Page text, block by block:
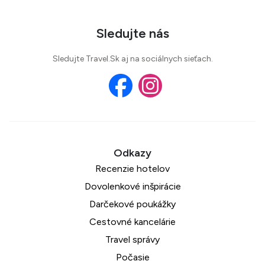
Sledujte nás
Sledujte Travel.Sk aj na sociálnych sieťach.
Recenzie hotelov
Dovolenkové inšpirácie
Darčekové poukážky
Cestovné kancelárie
Travel správy
Počasie